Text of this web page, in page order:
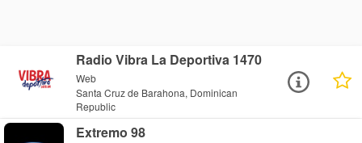
Radio Vibra La Deportiva 1470
Web
Santa Cruz de Barahona, Dominican
Republic
Extremo 98